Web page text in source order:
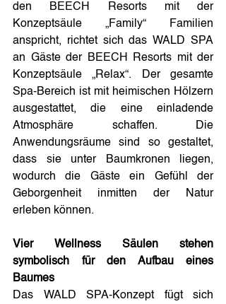
den BEECH Resorts mit der
Konzeptsäule „Family“ Familien
anspricht, richtet sich das WALD SPA
an Gäste der BEECH Resorts mit der
Konzeptsäule „Relax“. Der gesamte
Spa-Bereich ist mit heimischen Hölzern
ausgestattet, die eine einladende
Atmosphäre schaffen. Die
Anwendungsräume sind so gestaltet,
dass sie unter Baumkronen liegen,
wodurch die Gäste ein Gefühl der
Geborgenheit inmitten der Natur
erleben können.
Vier Wellness Säulen stehen
symbolisch für den Aufbau eines
Baumes
Das WALD SPA-Konzept fügt sich